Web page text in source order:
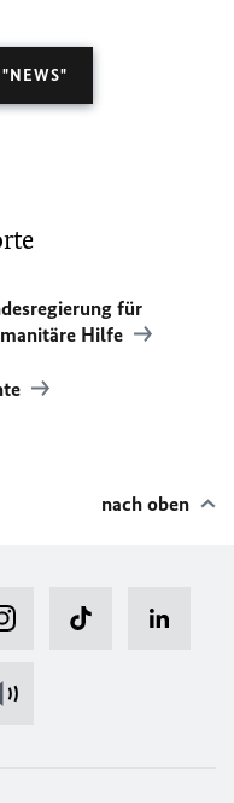
für
Hilfe
nach oben